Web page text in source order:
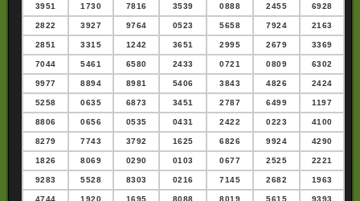
3951 1730 7816 3539 0888 2455 6928
2822 3927 9764 0523 5658 7924 2163
2851 3315 1242 3651 2995 2679 3369
7044 5461 6580 2433 0721 0809 6302
9977 8894 8981 5406 3843 4826 2424
5258 0635 6873 3451 2787 6499 1197
8806 0656 0535 0431 2422 0223 4100
8279 7743 3792 1625 6826 9924 4290
1826 8069 0290 0103 0677 2525 2221
9283 5528 8303 0216 7145 2682 1963
4744 1920 1695 8088 8019 5615 9393